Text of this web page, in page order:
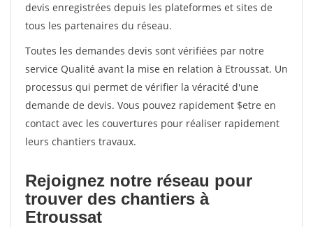
devis enregistrées depuis les plateformes et sites de
tous les partenaires du réseau.
Toutes les demandes devis sont vérifiées par notre
service Qualité avant la mise en relation à Etroussat. Un
processus qui permet de vérifier la véracité d'une
demande de devis. Vous pouvez rapidement $etre en
contact avec les couvertures pour réaliser rapidement
leurs chantiers travaux.
Rejoignez notre réseau pour
trouver des chantiers à
Etroussat